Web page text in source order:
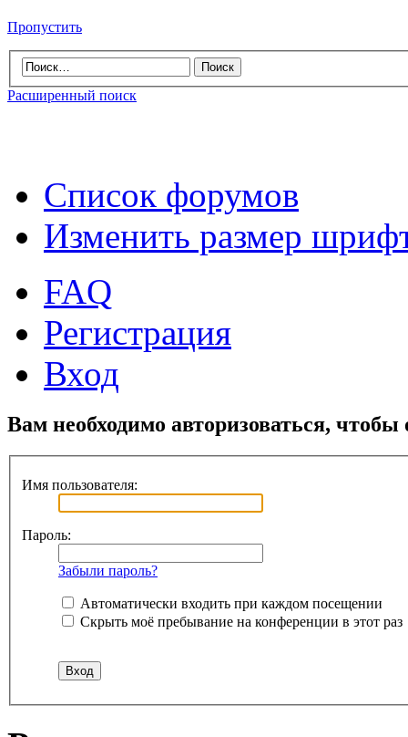
Пропустить
Расширенный поиск
Список форумов
Изменить размер
FAQ
Регистрация
Вход
Вам необходимо авторизоваться,
Имя пользователя:
Пароль:
Забыли пароль?
Автоматически входить при каждом посещении
Скрыть моё пребывание на конференции в этот раз